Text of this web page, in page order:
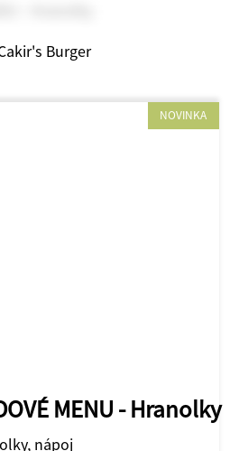
NOVINKA
MENU - Hranolky
nápoj